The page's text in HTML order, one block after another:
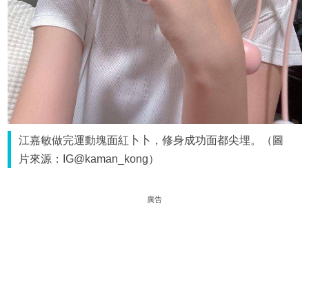
江嘉敏做完運動塊面紅卜卜，修身成功面都尖埋。（圖
片來源：IG@kaman_kong）
廣告